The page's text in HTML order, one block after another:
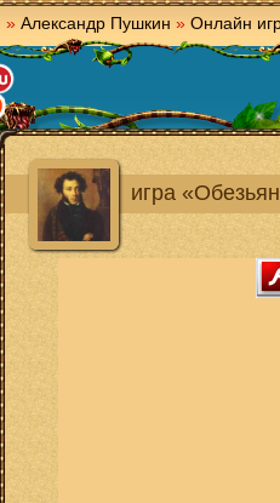
» Александр Пушкин » Онлайн
игра